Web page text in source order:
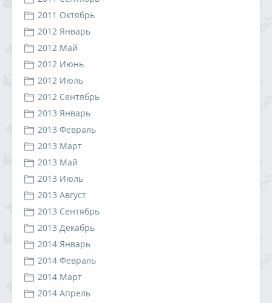
2011 Октябрь
2012 Январь
2012 Май
2012 Июнь
2012 Июль
2012 Сентябрь
2013 Январь
2013 Февраль
2013 Март
2013 Май
2013 Июль
2013 Август
2013 Сентябрь
2013 Декабрь
2014 Январь
2014 Февраль
2014 Март
2014 Апрель